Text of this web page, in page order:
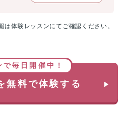
体験レッスンにてご確認ください。
毎日開催中！
無料で体験する